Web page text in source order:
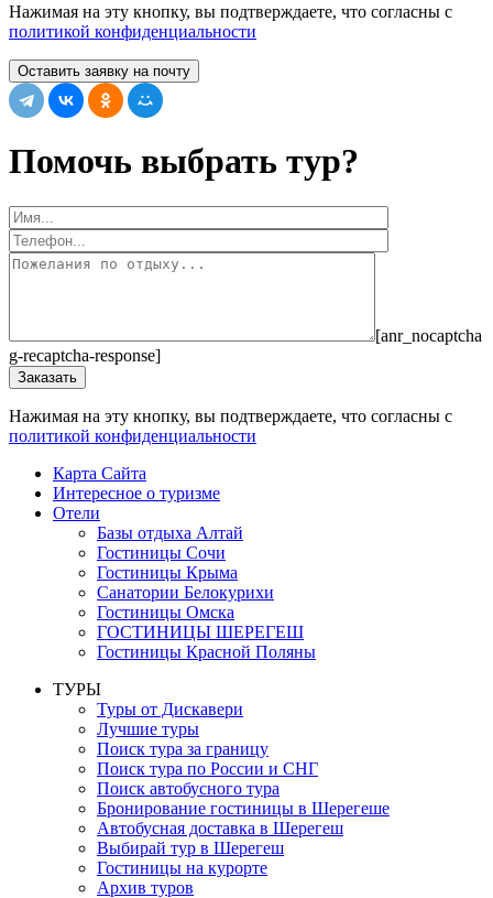
Нажимая на эту кнопку, вы подтверждаете, что согласны с
политикой конфиденциальности
Оставить заявку на почту
Помочь выбрать тур?
[anr_nocaptcha
g-recaptcha-response]
Нажимая на эту кнопку, вы подтверждаете, что согласны с
политикой конфиденциальности
Карта Сайта
Интересное о туризме
Отели
Базы отдыха Алтай
Гостиницы Сочи
Гостиницы Крыма
Санатории Белокурихи
Гостиницы Омска
ГОСТИНИЦЫ ШЕРЕГЕШ
Гостиницы Красной Поляны
ТУРЫ
Туры от Дискавери
Лучшие туры
Поиск тура за границу
Поиск тура по России и СНГ
Поиск автобусного тура
Бронирование гостиницы в Шерегеше
Автобусная доставка в Шерегеш
Выбирай тур в Шерегеш
Гостиницы на курорте
Архив туров